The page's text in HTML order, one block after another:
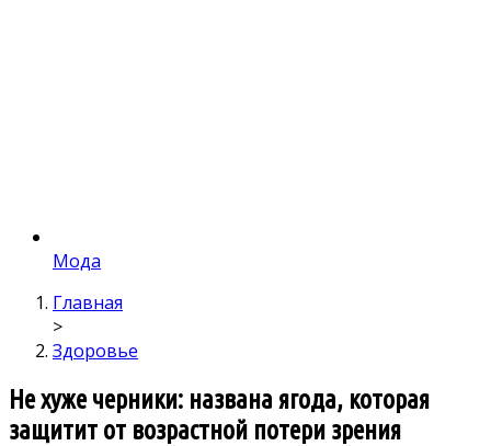
Мода
Главная
>
Здоровье
Не хуже черники: названа ягода, которая
защитит от возрастной потери зрения